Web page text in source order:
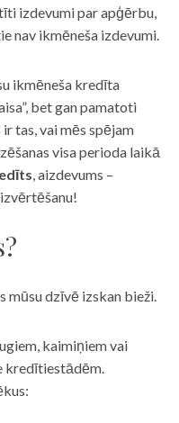
izdevumi par apģērbu,
nav ikmēneša izdevumi.
ikmēneša kredīta
bet gan pamatoti
tas, vai mēs spējam
visa perioda laikā
, aizdevums –
mūsu dzīvē izskan bieži.
kaimiņiem vai
kredītiestādēm.